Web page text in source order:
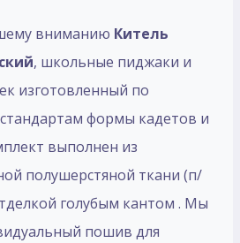
вниманию Китель
, школьные пиджаки и
изготовленный по
формы кадетов и
выполнен из
полушерстяной ткани (п/
голубым кантом . Мы
пошив для